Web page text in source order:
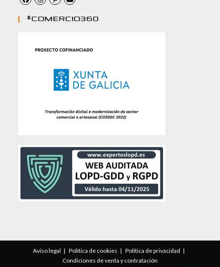
#comercio360
Aviso legal Política de cookies
Política de privacidad
Condiciones de venta y contratación